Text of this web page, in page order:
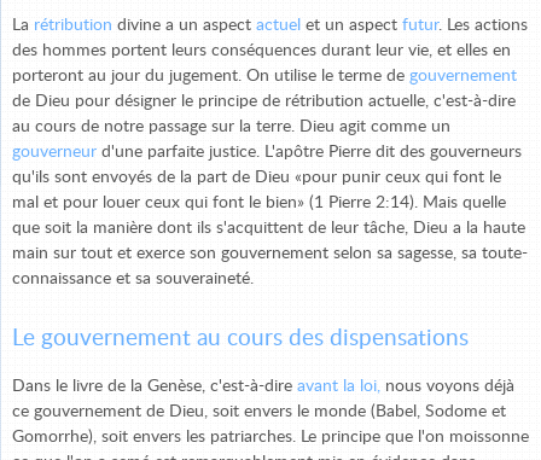
La rétribution divine a un aspect actuel et un aspect futur. Les actions
des hommes portent leurs conséquences durant leur vie, et elles en
porteront au jour du jugement. On utilise le terme de gouvernement
de Dieu pour désigner le principe de rétribution actuelle, c'est-à-dire
au cours de notre passage sur la terre. Dieu agit comme un
gouverneur d'une parfaite justice. L'apôtre Pierre dit des gouverneurs
qu'ils sont envoyés de la part de Dieu «pour punir ceux qui font le
mal et pour louer ceux qui font le bien» (1 Pierre 2:14). Mais quelle
que soit la manière dont ils s'acquittent de leur tâche, Dieu a la haute
main sur tout et exerce son gouvernement selon sa sagesse, sa toute-
connaissance et sa souveraineté.
Le gouvernement au cours des dispensations
Dans le livre de la Genèse, c'est-à-dire avant la loi, nous voyons déjà
ce gouvernement de Dieu, soit envers le monde (Babel, Sodome et
Gomorrhe), soit envers les patriarches. Le principe que l'on moissonne